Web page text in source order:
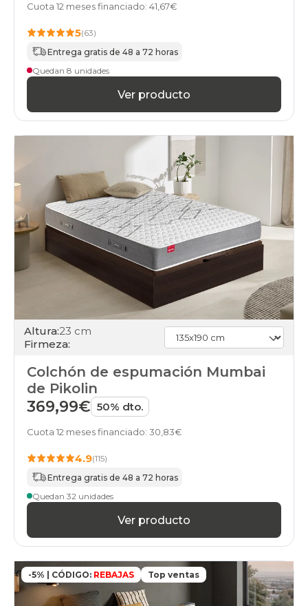
Cuota 12 meses financiado: 41,67€
5(63)
Entrega gratis de 48 a 72 horas
Quedan 8 unidades
Ver producto
Altura:23 cm
Firmeza:
Colchón de espumación Mumbai
de Pikolin
369,99€ 50% dto.
Cuota 12 meses financiado: 30,83€
4.9(115)
Entrega gratis de 48 a 72 horas
Quedan 32 unidades
Ver producto
-5% | CÓDIGO: REBAJAS Top ventas